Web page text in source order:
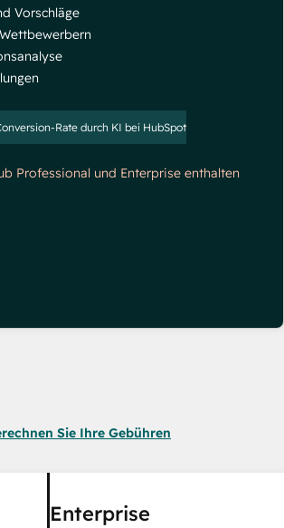
Vorschläge
Rate durch KI bei HubSpot
Professional und Enterprise enthalten
Sie Ihre Gebühren
Enterprise